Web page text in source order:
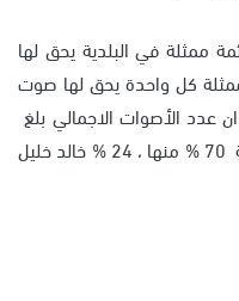
ممثلة في البلدية يحق لها
كل واحدة يحق لها صوت
عدد الأصوات الاجمالي بلغ
21 صوتا، حصل أمين عنيتاوي على نسبة 70 % منها ، 24 % خالد خليل